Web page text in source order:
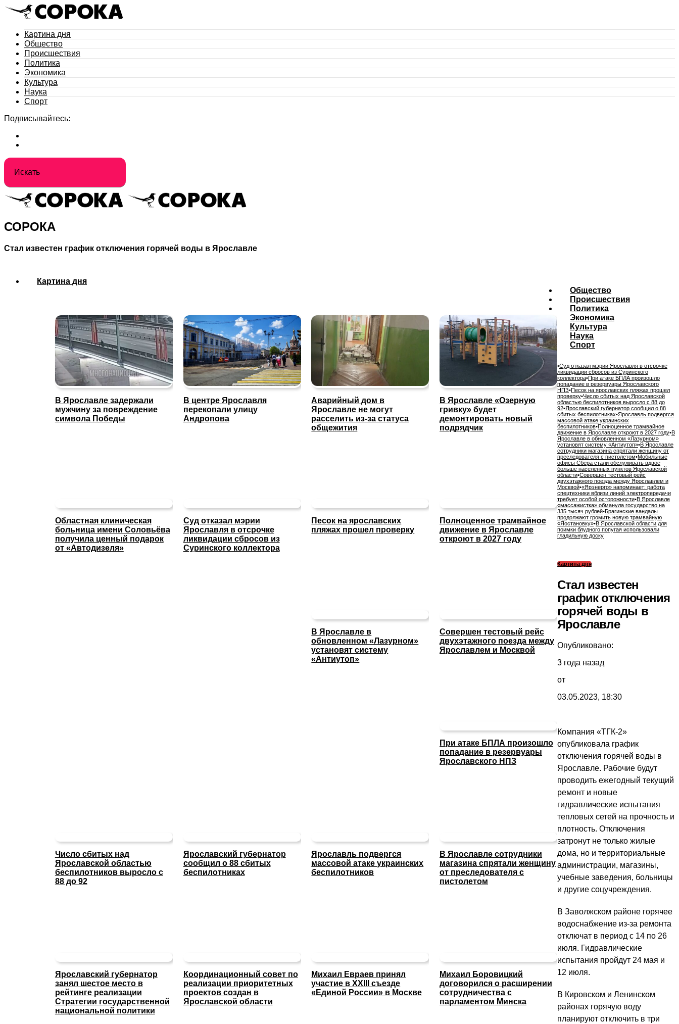
Картина дня
Общество
Происшествия
Политика
Экономика
Культура
Наука
Спорт
Подписывайтесь:
СОРОКА
Стал известен график отключения горячей воды в Ярославле
Картина дня
В Ярославле задержали
мужчину за повреждение
символа Победы
В центре Ярославля
перекопали улицу
Андропова
Аварийный дом в
Ярославле не могут
расселить из-за статуса
общежития
В Ярославле «Озерную
гривку» будет
демонтировать новый
подрядчик
Областная клиническая
больница имени Соловьёва
получила ценный подарок
от «Автодизеля»
Общество
Суд отказал мэрии
Ярославля в отсрочке
ликвидации сбросов из
Суринского коллектора
Песок на ярославских
пляжах прошел проверку
Полноценное трамвайное
движение в Ярославле
откроют в 2027 году
В Ярославле в
обновленном «Лазурном»
установят систему
«Антиутоп»
Совершен тестовый рейс
двухэтажного поезда между
Ярославлем и Москвой
Происшествия
При атаке БПЛА произошло
попадание в резервуары
Ярославского НПЗ
Число сбитых над
Ярославской областью
беспилотников выросло с
88 до 92
Ярославский губернатор
сообщил о 88 сбитых
беспилотниках
Ярославль подвергся
массовой атаке украинских
беспилотников
В Ярославле сотрудники
магазина спрятали женщину
от преследователя с
пистолетом
Политика
Ярославский губернатор
занял шестое место в
рейтинге реализации
Стратегии государственной
национальной политики
Координационный совет по
реализации приоритетных
проектов создан в
Ярославской области
Михаил Евраев принял
участие в XXIII съезде
«Единой России» в Москве
Михаил Боровицкий
договорился о расширении
сотрудничества с
парламентом Минска
Экономика
Культура
Наука
Спорт
•Суд отказал мэрии Ярославля в отсрочке
ликвидации сбросов из Суринского
коллектора•При атаке БПЛА произошло
попадание в резервуары Ярославского
НПЗ•Песок на ярославских пляжах прошел
проверку•Число сбитых над Ярославской
областью беспилотников выросло с 88 до
92•Ярославский губернатор сообщил о 88
сбитых беспилотниках•Ярославль подвергся
массовой атаке украинских
беспилотников•Полноценное трамвайное
движение в Ярославле откроют в 2027 году•В
Ярославле в обновленном «Лазурном»
установят систему «Антиутоп»•В Ярославле
сотрудники магазина спрятали женщину от
преследователя с пистолетом•Мобильные
офисы Сбера стали обслуживать вдвое
больше населенных пунктов Ярославской
области•Совершен тестовый рейс
двухэтажного поезда между Ярославлем и
Москвой•«Ярэнерго» напоминает: работа
спецтехники вблизи линий электропередачи
требует особой осторожности•В Ярославле
«массажистка» обманула государство на
335 тысяч рублей•Брагинские вандалы
продолжают громить новую трамвайную
«Яостановку»•В Ярославской области для
поимки блудного попугая использовали
гладильную доску
Картина дня
Стал известен
график отключения
горячей воды в
Ярославле
Опубликовано:
3 года назад
от
03.05.2023, 18:30
Компания «ТГК-2»
опубликовала график
отключения горячей воды в
Ярославле. Рабочие будут
проводить ежегодный текущий
ремонт и новые
гидравлические испытания
тепловых сетей на прочность и
плотность. Отключения
затронут не только жилые
дома, но и территориальные
администрации, магазины,
учебные заведения, больницы
и другие соцучреждения.
В Заволжском районе горячее
водоснабжение из-за ремонта
отключат в период с 14 по 26
июля. Гидравлические
испытания пройдут 24 мая и
12 июля.
В Кировском и Ленинском
районах горячую воду
планируют отключить в три